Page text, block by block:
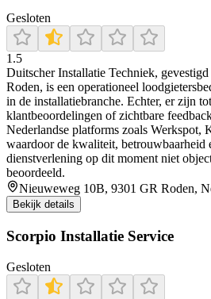
Gesloten
1.5
Duitscher Installatie Techniek,
Roden, is een operationeel
in de installatiebranche. Echter, er zijn
klantbeoordelingen of zichtbare
Nederlandse platforms zoals Werkspot,
waardoor de kwaliteit, betrouwbaarheid
dienstverlening op dit moment niet
beoordeeld.
Nieuweweg 10B, 9301 GR Roden,
Bekijk details
Scorpio Installatie Service
Gesloten